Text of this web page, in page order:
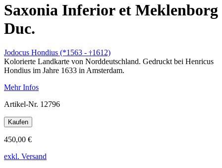
Saxonia Inferior et Meklenborg
Duc.
Jodocus Hondius (*1563 - †1612)
Kolorierte Landkarte von Norddeutschland. Gedruckt bei Henricus
Hondius im Jahre 1633 in Amsterdam.
Mehr Infos
Artikel-Nr. 12796
Kaufen
450,00 €
exkl. Versand